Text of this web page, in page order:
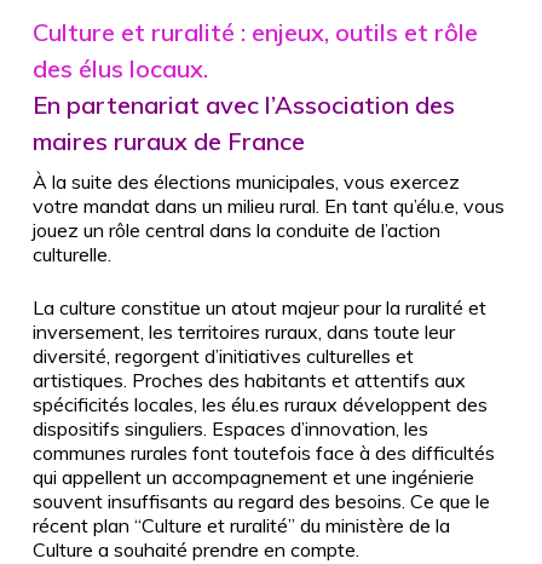
Culture et ruralité : enjeux, outils et rôle
des élus locaux.
En partenariat avec l’Association des
maires ruraux de France
À la suite des élections municipales, vous exercez
votre mandat dans un milieu rural. En tant qu’élu.e, vous
jouez un rôle central dans la conduite de l’action
culturelle.
La culture constitue un atout majeur pour la ruralité et
inversement, les territoires ruraux, dans toute leur
diversité, regorgent d’initiatives culturelles et
artistiques. Proches des habitants et attentifs aux
spécificités locales, les élu.es ruraux développent des
dispositifs singuliers. Espaces d’innovation, les
communes rurales font toutefois face à des difficultés
qui appellent un accompagnement et une ingénierie
souvent insuffisants au regard des besoins. Ce que le
récent plan “Culture et ruralité” du ministère de la
Culture a souhaité prendre en compte.